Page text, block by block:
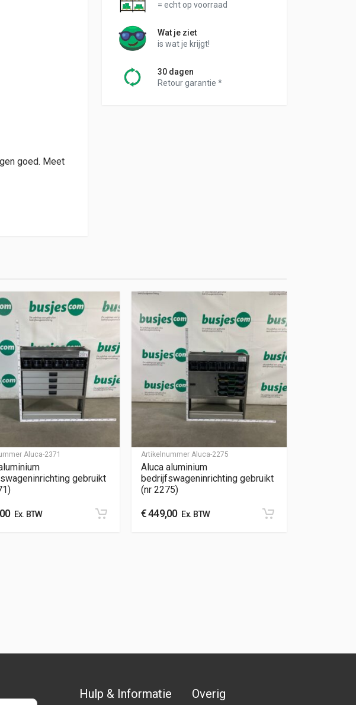
= echt op voorraad
Wat je ziet
is wat je krijgt!
30 dagen
Retour garantie *
goed. Meet
Aluca-2371
gebruikt
Ex. BTW
Artikelnummer Aluca-2275
Aluca aluminium
bedrijfswageninrichting gebruikt
(nr 2275)
€449,00Ex. BTW
Hulp & Informatie Overig